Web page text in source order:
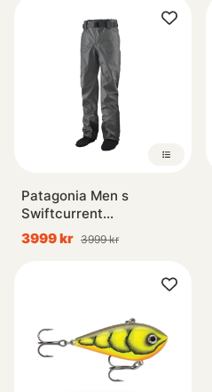
Patagonia Men s
Swiftcurrent
Midjevadare
3999 kr 3999 kr